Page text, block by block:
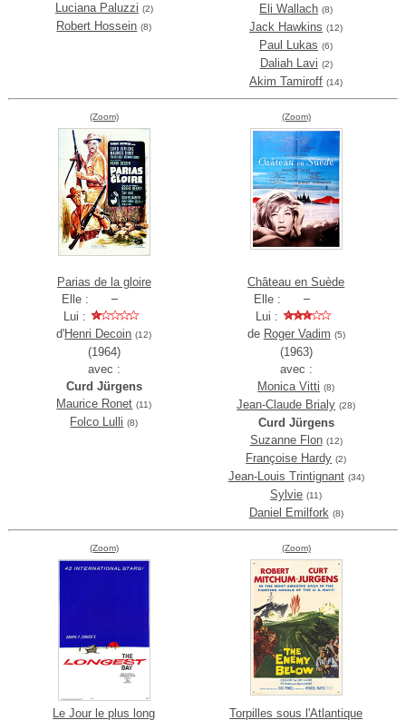
Luciana Paluzzi (2)
Robert Hossein (8)
Eli Wallach (8)
Jack Hawkins (12)
Paul Lukas (6)
Daliah Lavi (2)
Akim Tamiroff (14)
(Zoom)
Parias de la gloire
Elle :
Lui :
d'Henri Decoin (12)
(1964)
avec :
Curd Jürgens
Maurice Ronet (11)
Folco Lulli (8)
(Zoom)
Château en Suède
Elle :
Lui :
de Roger Vadim (5)
(1963)
avec :
Monica Vitti (8)
Jean-Claude Brialy (28)
Curd Jürgens
Suzanne Flon (12)
Françoise Hardy (2)
Jean-Louis Trintignant (34)
Sylvie (11)
Daniel Emilfork (8)
(Zoom)
Le Jour le plus long
(Zoom)
Torpilles sous l'Atlantique